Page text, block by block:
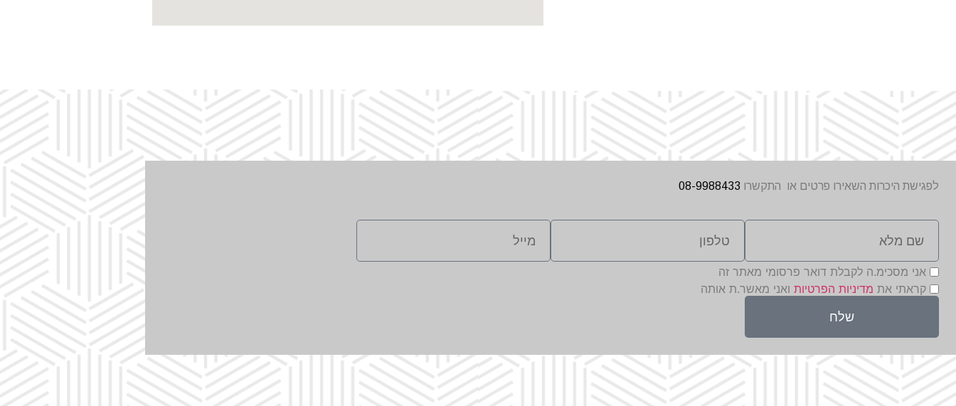
לפגישת היכרות השאירו פרטים או התקשרו 08-9988433
אני מסכימ.ה לקבלת דואר פרסומי מאתר זה
קראתי את מדיניות הפרטיות ואני מאשר.ת אותה
שלח